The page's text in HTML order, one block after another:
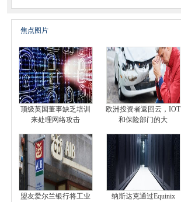
焦点图片
顶级英国董事缺乏培训
来处理网络攻击
欧洲投资者返回云，I​​OT
和保险部门的大
盟友爱尔兰银行将工业
纳斯达克通过Equinix